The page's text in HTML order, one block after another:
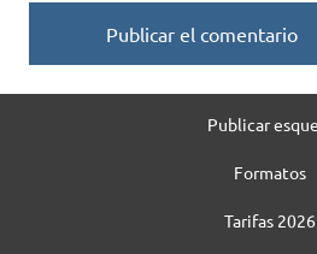
Publicar
Formatos
Tarifas 2026